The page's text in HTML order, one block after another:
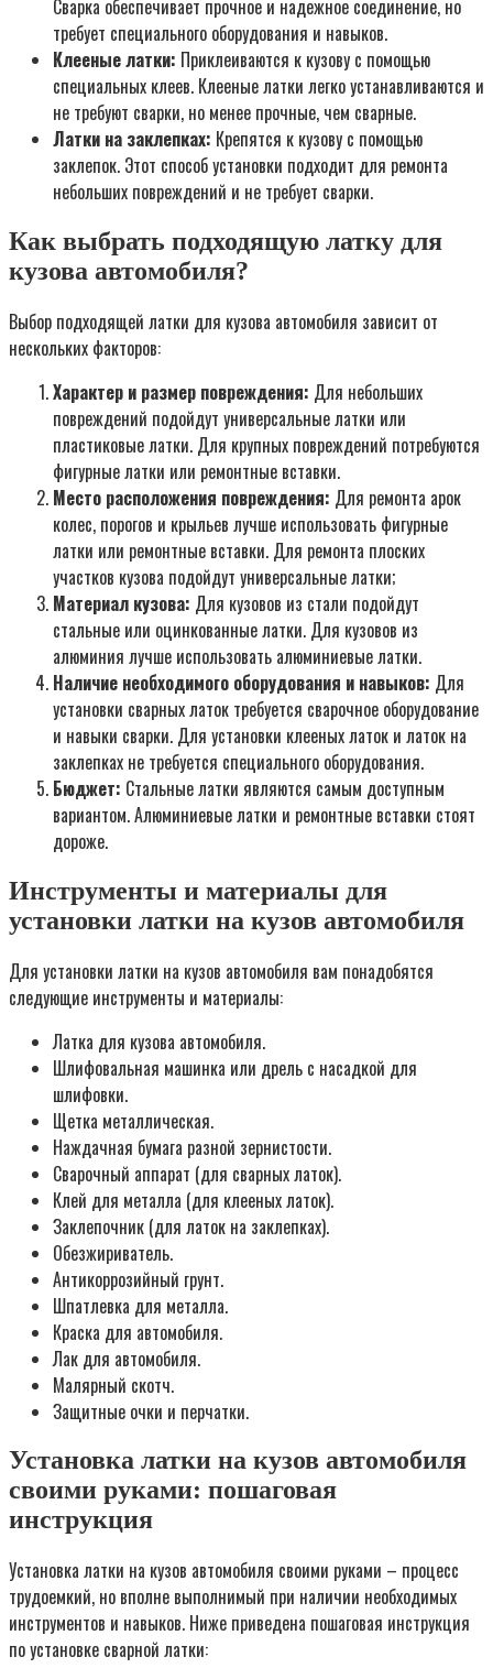
Сварка обеспечивает прочное и надежное соединение, но
требует специального оборудования и навыков.
Клееные латки: Приклеиваются к кузову с помощью
специальных клеев. Клееные латки легко устанавливаются и
не требуют сварки, но менее прочные, чем сварные.
Латки на заклепках: Крепятся к кузову с помощью
заклепок. Этот способ установки подходит для ремонта
небольших повреждений и не требует сварки.
Как выбрать подходящую латку для
кузова автомобиля?
Выбор подходящей латки для кузова автомобиля зависит от
нескольких факторов:
Характер и размер повреждения: Для небольших
повреждений подойдут универсальные латки или
пластиковые латки. Для крупных повреждений потребуются
фигурные латки или ремонтные вставки.
Место расположения повреждения: Для ремонта арок
колес, порогов и крыльев лучше использовать фигурные
латки или ремонтные вставки. Для ремонта плоских
участков кузова подойдут универсальные латки;
Материал кузова: Для кузовов из стали подойдут
стальные или оцинкованные латки. Для кузовов из
алюминия лучше использовать алюминиевые латки.
Наличие необходимого оборудования и навыков: Для
установки сварных латок требуется сварочное оборудование
и навыки сварки. Для установки клееных латок и латок на
заклепках не требуется специального оборудования.
Бюджет: Стальные латки являются самым доступным
вариантом. Алюминиевые латки и ремонтные вставки стоят
дороже.
Инструменты и материалы для
установки латки на кузов автомобиля
Для установки латки на кузов автомобиля вам понадобятся
следующие инструменты и материалы:
Латка для кузова автомобиля.
Шлифовальная машинка или дрель с насадкой для
шлифовки.
Щетка металлическая.
Наждачная бумага разной зернистости.
Сварочный аппарат (для сварных латок).
Клей для металла (для клееных латок).
Заклепочник (для латок на заклепках).
Обезжириватель.
Антикоррозийный грунт.
Шпатлевка для металла.
Краска для автомобиля.
Лак для автомобиля.
Малярный скотч.
Защитные очки и перчатки.
Установка латки на кузов автомобиля
своими руками: пошаговая
инструкция
Установка латки на кузов автомобиля своими руками – процесс
трудоемкий, но вполне выполнимый при наличии необходимых
инструментов и навыков. Ниже приведена пошаговая инструкция
по установке сварной латки: